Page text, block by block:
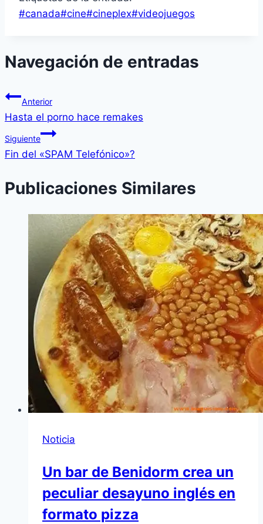
#canada#cine#cineplex#videojuegos
Navegación de entradas
Anterior
Hasta el porno hace remakes
Siguiente
Fin del «SPAM Telefónico»?
Publicaciones Similares
Noticia
Un bar de Benidorm crea un
peculiar desayuno inglés en
formato pizza